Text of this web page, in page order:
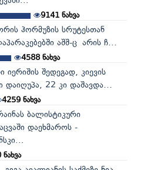
9141 ნახვა
ჰორმუზის სრუტესთან
აშშ-ც არის ჩ...
4588ნახვა
იერიშის შედეგად, კიევის
დაიღუპა, 22 კი დაშავდა...
4259ნახვა
ბალისტიკური
დაეხმაროს -
ნახვა